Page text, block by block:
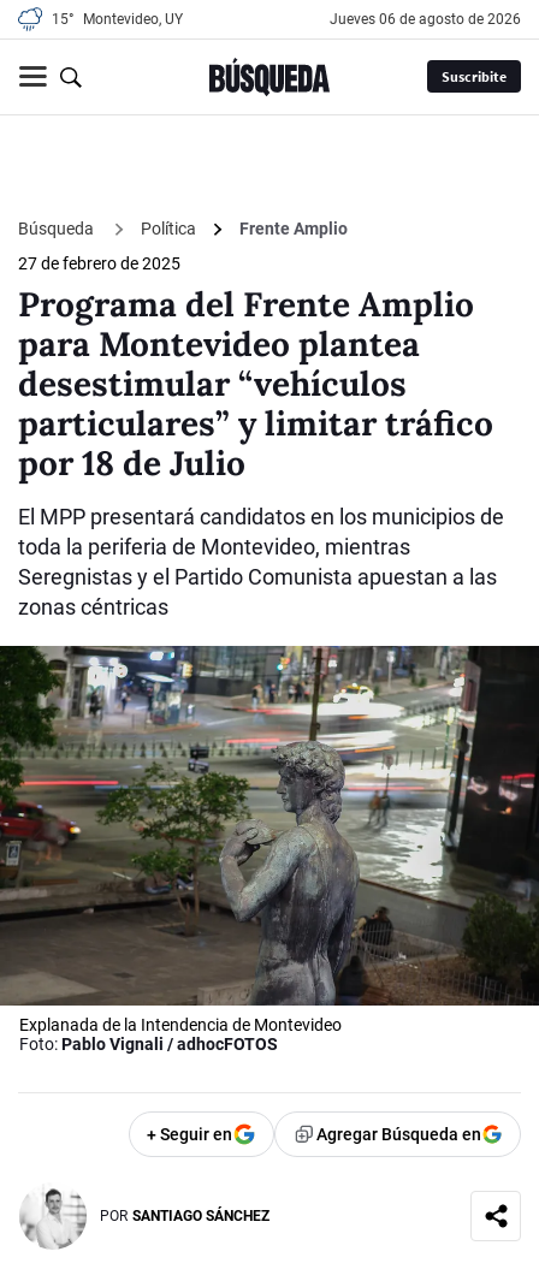
15° Montevideo, UY jueves 06 de agosto de 2026
Suscribite
Búsqueda Política
Frente Amplio
27 de febrero de 2025
Programa del Frente Amplio
para Montevideo plantea
desestimular “vehículos
particulares” y limitar tráfico
por 18 de Julio
El MPP presentará candidatos en los municipios de
toda la periferia de Montevideo, mientras
Seregnistas y el Partido Comunista apuestan a las
zonas céntricas
Explanada de la Intendencia de Montevideo
Foto:Pablo Vignali / adhocFOTOS
+ Seguir en Agregar Búsqueda en
POR SANTIAGO SÁNCHEZ